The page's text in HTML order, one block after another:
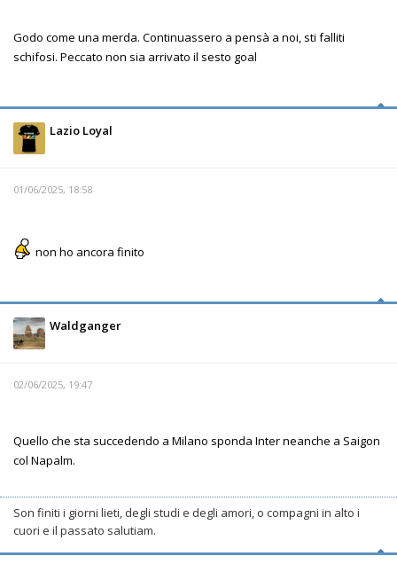
Godo come una merda. Continuassero a pensà a noi, sti falliti
schifosi. Peccato non sia arrivato il sesto goal
Lazio Loyal
01/06/2025, 18:58
non ho ancora finito
Waldganger
02/06/2025, 19:47
Quello che sta succedendo a Milano sponda Inter neanche a Saigon
col Napalm.
Son finiti i giorni lieti, degli studi e degli amori, o compagni in alto i
cuori e il passato salutiam.